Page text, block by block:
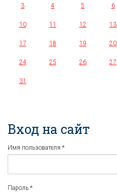
3 4 5 6
10 11 12 13
17 18 19 20
24 25 26 27
31
Вход на сайт
Имя пользователя *
Пароль *